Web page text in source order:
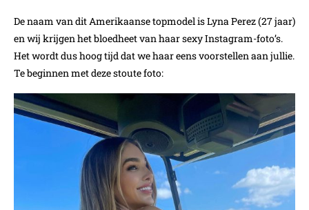
De naam van dit Amerikaanse topmodel is Lyna Perez (27 jaar)
en wij krijgen het bloedheet van haar sexy Instagram-foto’s.
Het wordt dus hoog tijd dat we haar eens voorstellen aan jullie.
Te beginnen met deze stoute foto: